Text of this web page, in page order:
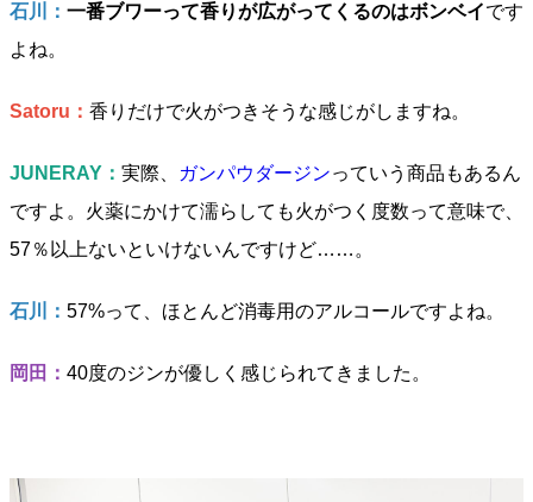
石川： 一番ブワーって香りが広がってくるのはボンベイです
よね。
Satoru： 香りだけで火がつきそうな感じがしますね。
JUNERAY： 実際、 ガンパウダージンっていう商品もあるん
ですよ。火薬にかけて濡らしても火がつく度数って意味で、
57％以上ないといけないんですけど……。
石川： 57%って、ほとんど消毒用のアルコールですよね。
岡田： 40度のジンが優しく感じられてきました。